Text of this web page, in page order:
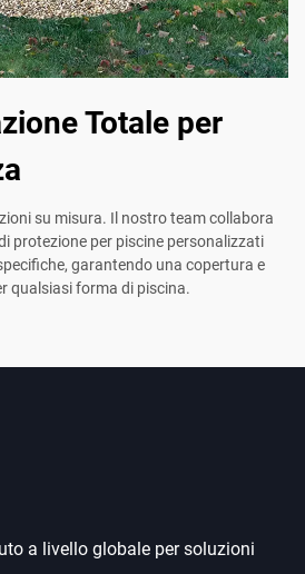
Totale per
su misura. Il nostro team collabora
protezione per piscine personalizzati
garantendo una copertura e
qualsiasi forma di piscina.
a livello globale per soluzioni